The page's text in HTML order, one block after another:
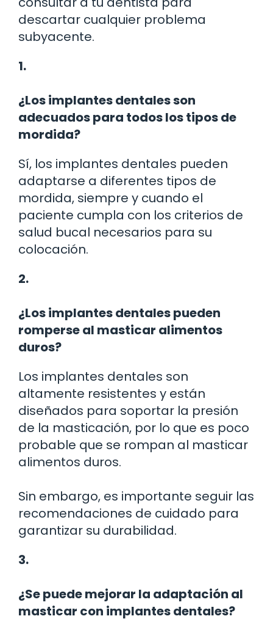
descartar cualquier problema
subyacente.
1.
¿Los implantes dentales son
adecuados para todos los tipos de
mordida?
Sí, los implantes dentales pueden
adaptarse a diferentes tipos de
mordida, siempre y cuando el
paciente cumpla con los criterios de
salud bucal necesarios para su
colocación.
2.
¿Los implantes dentales pueden
romperse al masticar alimentos
duros?
Los implantes dentales son
altamente resistentes y están
diseñados para soportar la presión
de la masticación, por lo que es poco
probable que se rompan al masticar
alimentos duros.
Sin embargo, es importante seguir las
recomendaciones de cuidado para
garantizar su durabilidad.
3.
¿Se puede mejorar la adaptación al
masticar con implantes dentales?